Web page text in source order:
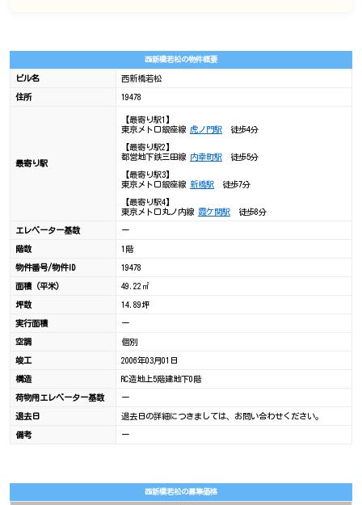
西新橋若松の物件概要
ビル名 西新橋若松
住所 19478
最寄り駅
【最寄り駅1】
東京メトロ銀座線 虎ノ門駅徒歩4分
【最寄り駅2】
都営地下鉄三田線 内幸町駅徒歩5分
【最寄り駅3】
東京メトロ銀座線 新橋駅徒歩7分
【最寄り駅4】
東京メトロ丸ノ内線 霞ケ関駅徒歩8分
エレベーター基数 ー
階数 1階
物件番号/物件ID 19478
面積（平米） 49.22㎡
坪数 14.89坪
実行面積 ー
空調 個別
竣工 2006年03月01日
構造 RC造地上5階建地下0階
荷物用エレベーター基数 ー
退去日 退去日の詳細につきましては、お問い合わせください。
備考 ー
西新橋若松の募集価格